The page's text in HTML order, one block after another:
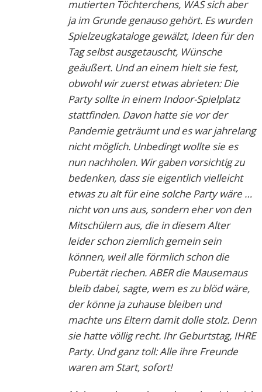
mutierten Töchterchens, WAS sich aber
ja im Grunde genauso gehört. Es wurden
Spielzeugkataloge gewälzt, Ideen für den
Tag selbst ausgetauscht, Wünsche
geäußert. Und an einem hielt sie fest,
obwohl wir zuerst etwas abrieten: Die
Party sollte in einem Indoor-Spielplatz
stattfinden. Davon hatte sie vor der
Pandemie geträumt und es war jahrelang
nicht möglich. Unbedingt wollte sie es
nun nachholen. Wir gaben vorsichtig zu
bedenken, dass sie eigentlich vielleicht
etwas zu alt für eine solche Party wäre …
nicht von uns aus, sondern eher von den
Mitschülern aus, die in diesem Alter
leider schon ziemlich gemein sein
können, weil alle förmlich schon die
Pubertät riechen. ABER die Mausemaus
bleib dabei, sagte, wem es zu blöd wäre,
der könne ja zuhause bleiben und
machte uns Eltern damit dolle stolz. Denn
sie hatte völlig recht. Ihr Geburtstag, IHRE
Party. Und ganz toll: Alle ihre Freunde
waren am Start, sofort!